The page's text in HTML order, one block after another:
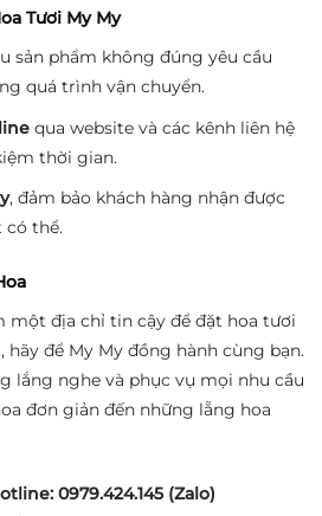
Tươi My My
sản phẩm không đúng yêu cầu
quá trình vận chuyển.
qua website và các kênh liên hệ
thời gian.
, đảm bảo khách hàng nhận được
có thể.
một địa chỉ tin cậy để đặt hoa tươi
để My My đồng hành cùng bạn.
lắng nghe và phục vụ mọi nhu cầu
đơn giản đến những lẵng hoa
0979.424.145 (Zalo)